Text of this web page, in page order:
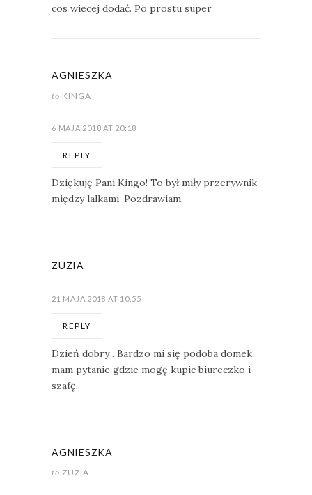
cos wiecej dodać. Po prostu super
AGNIESZKA
to KINGA
6 MAJA 2018 AT 20:18
REPLY
Dziękuję Pani Kingo! To był miły przerywnik
między lalkami. Pozdrawiam.
ZUZIA
21 MAJA 2018 AT 10:55
REPLY
Dzień dobry . Bardzo mi się podoba domek,
mam pytanie gdzie mogę kupic biureczko i
szafę.
AGNIESZKA
to ZUZIA